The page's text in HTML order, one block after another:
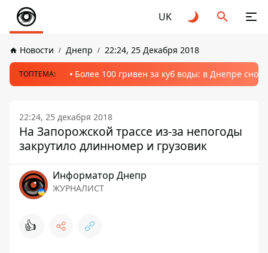
UK
Новости Днепр 22:24, 25 Декабря 2018
ТОПТЕМА: Более 100 гривен за куб воды: в Днепре
22:24, 25 декабря 2018
На Запорожской трассе из-за непогоды
закрутило длинномер и грузовик
Информатор Днепр
ЖУРНАЛИСТ
👍